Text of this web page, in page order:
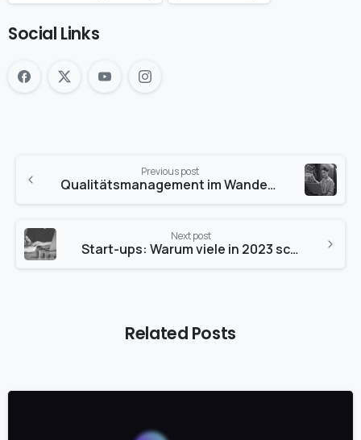
Social Links
Previous post
Qualitätsmanagement im Wandel: Der hybride Ansatz zwischen Mensch und Technologie
Next post
Start-ups: Warum viele in 2023 scheiterten und wie ISO-Zertifizierung hilft
Related Posts